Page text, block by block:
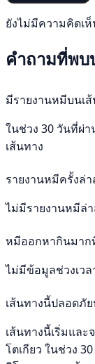
ยังไม่มีความคิดเ
คำถามที่พบ
มีรายงานหมีบนเ
ในช่วง 30 วันที่ผ่
เส้นทาง
รายงานหมีครั้งล่
ไม่มีรายงานหมีล่
หมีออกหากินมาก
ไม่มีข้อมูลช่วงเว
เส้นทางนี้ปลอดภั
เส้นทางนี้เริ่มแล
โตเกียว ในช่วง